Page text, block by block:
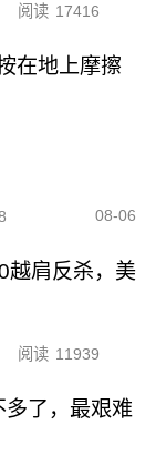
阅读 17416
在地上摩擦
08-06
越肩反杀，美
阅读 11939
了，最艰难